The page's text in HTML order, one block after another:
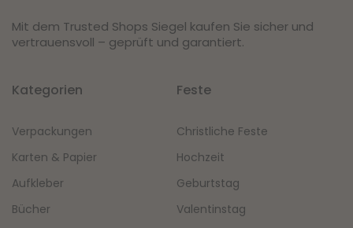
Mit dem Trusted Shops Siegel kaufen Sie sicher und
vertrauensvoll – geprüft und garantiert.
Kategorien
Verpackungen
Karten & Papier
Aufkleber
Bücher
Feste
Christliche Feste
Hochzeit
Geburtstag
Valentinstag